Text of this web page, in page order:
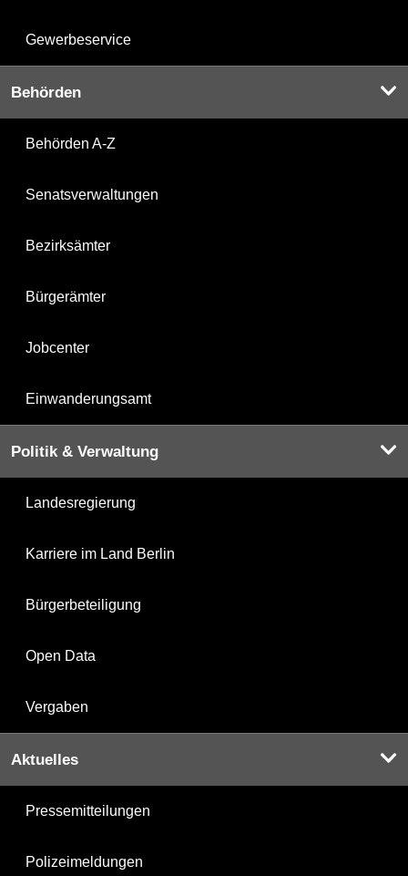
Gewerbeservice
Behörden
Behörden A-Z
Senatsverwaltungen
Bezirksämter
Bürgerämter
Jobcenter
Einwanderungsamt
Politik & Verwaltung
Landesregierung
Karriere im Land Berlin
Bürgerbeteiligung
Open Data
Vergaben
Aktuelles
Pressemitteilungen
Polizeimeldungen